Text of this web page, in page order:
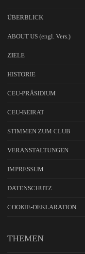
ÜBERBLICK
ABOUT US (engl. Vers.)
ZIELE
HISTORIE
CEU-PRÄSIDIUM
CEU-BEIRAT
STIMMEN ZUM CLUB
VERANSTALTUNGEN
IMPRESSUM
DATENSCHUTZ
COOKIE-DEKLARATION
THEMEN